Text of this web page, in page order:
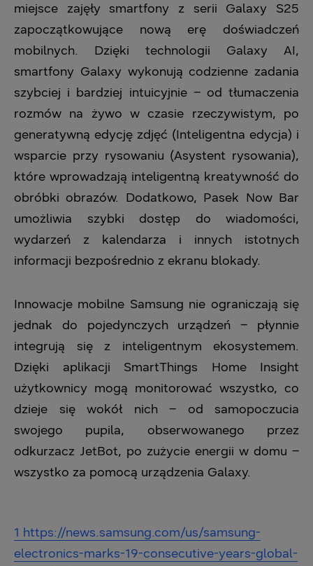
miejsce zajęły smartfony z serii Galaxy S25
zapoczątkowujące nową erę doświadczeń
mobilnych. Dzięki technologii Galaxy AI,
smartfony Galaxy wykonują codzienne zadania
szybciej i bardziej intuicyjnie – od tłumaczenia
rozmów na żywo w czasie rzeczywistym, po
generatywną edycję zdjęć (Inteligentna edycja) i
wsparcie przy rysowaniu (Asystent rysowania),
które wprowadzają inteligentną kreatywność do
obróbki obrazów. Dodatkowo, Pasek Now Bar
umożliwia szybki dostęp do wiadomości,
wydarzeń z kalendarza i innych istotnych
informacji bezpośrednio z ekranu blokady.
Innowacje mobilne Samsung nie ograniczają się
jednak do pojedynczych urządzeń – płynnie
integrują się z inteligentnym ekosystemem.
Dzięki aplikacji SmartThings Home Insight
użytkownicy mogą monitorować wszystko, co
dzieje się wokół nich – od samopoczucia
swojego pupila, obserwowanego przez
odkurzacz JetBot, po zużycie energii w domu –
wszystko za pomocą urządzenia Galaxy.
1 https://news.samsung.com/us/samsung-
electronics-marks-19-consecutive-years-global-